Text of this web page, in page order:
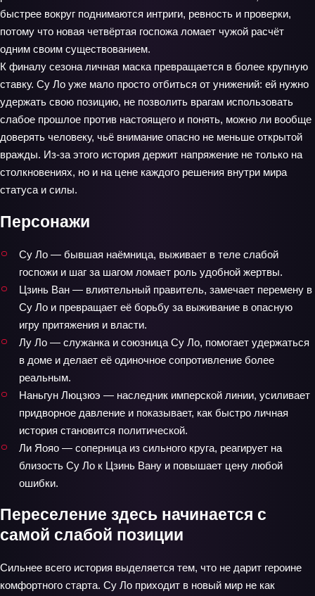
быстрее вокруг поднимаются интриги, ревность и проверки,
потому что новая четвёртая госпожа ломает чужой расчёт
одним своим существованием.
К финалу сезона личная маска превращается в более крупную
ставку. Су Ло уже мало просто отбиться от унижений: ей нужно
удержать свою позицию, не позволить врагам использовать
слабое прошлое против настоящего и понять, можно ли вообще
доверять человеку, чьё внимание опасно не меньше открытой
вражды. Из-за этого история держит напряжение не только на
столкновениях, но и на цене каждого решения внутри мира
статуса и силы.
Персонажи
Су Ло — бывшая наёмница, выживает в теле слабой
госпожи и шаг за шагом ломает роль удобной жертвы.
Цзинь Ван — влиятельный правитель, замечает перемену в
Су Ло и превращает её борьбу за выживание в опасную
игру притяжения и власти.
Лу Ло — служанка и союзница Су Ло, помогает удержаться
в доме и делает её одиночное сопротивление более
реальным.
Наньгун Люцзюэ — наследник имперской линии, усиливает
придворное давление и показывает, как быстро личная
история становится политической.
Ли Яояо — соперница из сильного круга, реагирует на
близость Су Ло к Цзинь Вану и повышает цену любой
ошибки.
Переселение здесь начинается с
самой слабой позиции
Сильнее всего история выделяется тем, что не дарит героине
комфортного старта. Су Ло приходит в новый мир не как